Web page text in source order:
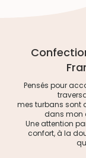
- Nettoyez-les
et un savon
ou un chiffon
redonner toute
métal. Évitez
chimiques
pourraient
pierres ou le
Pensés pour
mes turbans sont
dans mon
Une attention
confort, à la